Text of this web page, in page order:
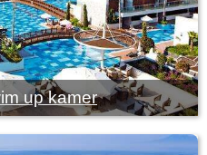
up kamer